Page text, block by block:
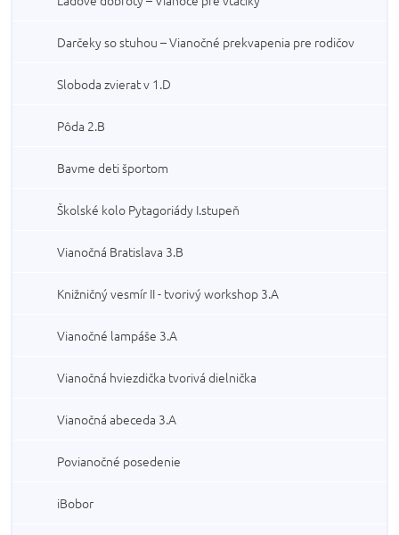
Darčeky so stuhou – Vianočné prekvapenia pre rodičov
Sloboda zvierat v 1.D
Pôda 2.B
Bavme deti športom
Školské kolo Pytagoriády I.stupeň
Vianočná Bratislava 3.B
Knižničný vesmír II - tvorivý workshop 3.A
Vianočné lampáše 3.A
Vianočná hviezdička tvorivá dielnička
Vianočná abeceda 3.A
Povianočné posedenie
iBobor